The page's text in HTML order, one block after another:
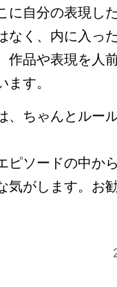
に自分の表現し
なく、内に入っ
作品や表現を人
す。
、ちゃんとルー
ソードの中か
気がします。お